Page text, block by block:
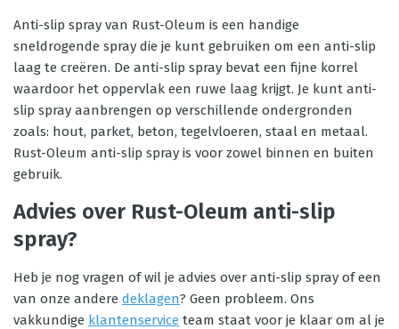
Anti-slip spray van Rust-Oleum is een handige
sneldrogende spray die je kunt gebruiken om een anti-slip
laag te creëren. De anti-slip spray bevat een fijne korrel
waardoor het oppervlak een ruwe laag krijgt. Je kunt anti-
slip spray aanbrengen op verschillende ondergronden
zoals: hout, parket, beton, tegelvloeren, staal en metaal.
Rust-Oleum anti-slip spray is voor zowel binnen en buiten
gebruik.
Advies over Rust-Oleum anti-slip
spray?
Heb je nog vragen of wil je advies over anti-slip spray of een
van onze andere deklagen? Geen probleem. Ons
vakkundige klantenservice team staat voor je klaar om al je